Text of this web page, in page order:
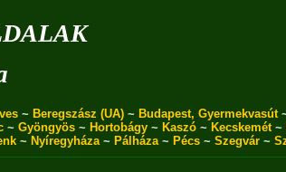
~ Beregszász (UA)~ Budapest, Gyermekvasút
~ Gyöngyös ~ Hortobágy ~ Kaszó ~ Kecskemét~
~ Nyíregyháza~ Pálháza~ Pécs~ Szegvár~